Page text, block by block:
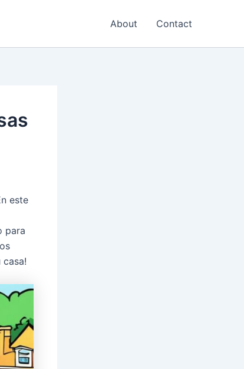
About Contact
este
para